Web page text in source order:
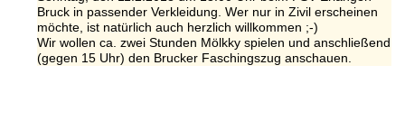
Bruck in passender Verkleidung. Wer nur in Zivil erscheinen
möchte, ist natürlich auch herzlich willkommen ;-)
Wir wollen ca. zwei Stunden Mölkky spielen und anschließend
(gegen 15 Uhr) den Brucker Faschingszug anschauen.
SM HalliMölkky - Finnish Championship
24 feb. 2018|Finland